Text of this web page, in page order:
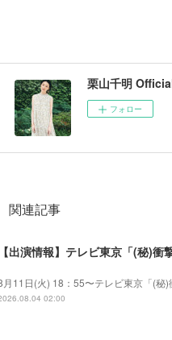
栗山千明
フォロー
関連記事
【出演情報】テレビ東京「(秘)衝
月11日(火) 18：55〜テレビ東京「(秘)
02:00